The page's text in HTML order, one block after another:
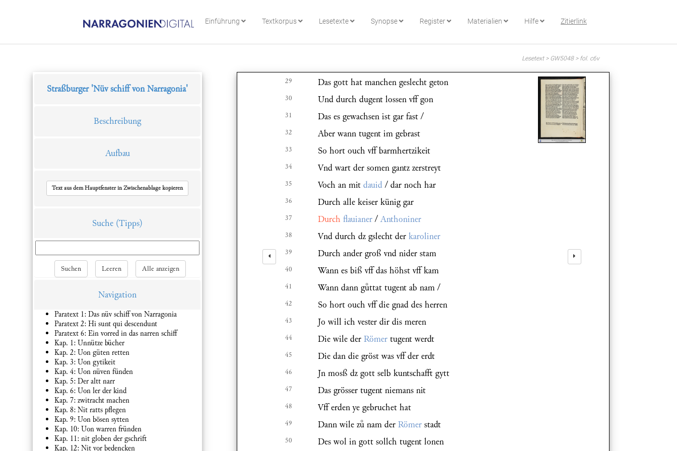
Einführung Textkorpus Lesetexte Synopse Register Materialien Hilfe Zitierlink
Lesetext > GW5048 > fol. c6v
Straßburger 'Nüv schiff von Narragonia'
Beschreibung
Aufbau
Text aus dem Hauptfenster in Zwischenablage kopieren
Suche (Tipps)
Suchen Leeren Alle anzeigen
Navigation
Paratext 1: Das nüv schiff von Narragonia
Paratext 2: Hi sunt qui descendunt
Paratext 6: Ein vorred in das narren schiff
Kap. 1: Unnütze bücher
Kap. 2: Uon güten retten
Kap. 3: Uon gytikeit
Kap. 4: Uon nüven fünden
Kap. 5: Der altt narr
Kap. 6: Uon ler der kind
Kap. 7: zwitracht machen
Kap. 8: Nit ratts pflegen
Kap. 9: Uon bösen sytten
Kap. 10: Uon warren fründen
Kap. 11: nit globen der gschrift
Kap. 12: Nit vor bedencken
29 Das gott hat manchen geslecht geton
30 Und durch dugent lossen vff gon
31 Das es gewachsen ist gar fast /
32 Aber wann tugent im gebrast
33 So hort ouch vff barmhertzikeit
34 Vnd wart der somen gantz zerstreyt
35 Voch an mitdauid / dar noch har
36 Durch alle keiser künig gar
37 Durch flauianer /Anthoniner
38 Vnd durch dz gslecht derkaroliner
39 Durch ander groß vnd nider stam
40 Wann es biß vff das höhst vff kam
41 Wann dann gttat tugent ab nam /
42 So hort ouch vff die gnad des herren
43 Jo will ich vester dir dis meren
44 Die wile derRömer tugent werdt
45 Die dan die gröst was vff der erdt
46 Jn mosß dz gott selb kuntschafft gytt
47 Das grösser tugent niemans nit
48 Vff erden ye gebruchet hat
49 Dann wile z nam derRömer stadt
50 Des wol in gott sollch tugent lonen